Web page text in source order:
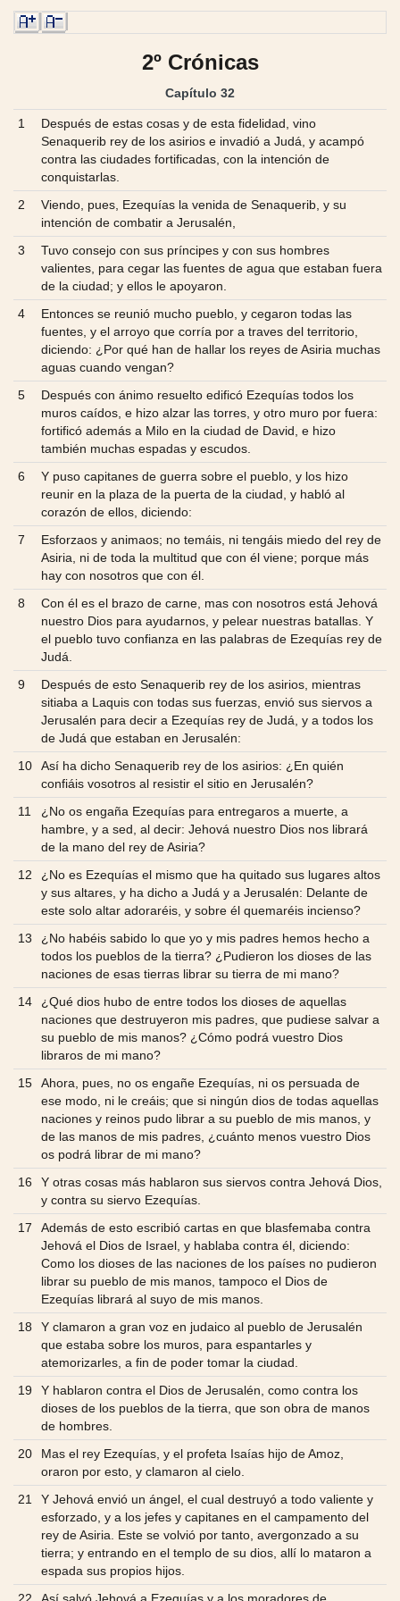
2º Crónicas
Capítulo 32
1
Después de estas cosas y de esta fidelidad, vino
Senaquerib rey de los asirios e invadió a Judá, y acampó
contra las ciudades fortificadas, con la intención de
conquistarlas.
2
Viendo, pues, Ezequías la venida de Senaquerib, y su
intención de combatir a Jerusalén,
3
Tuvo consejo con sus príncipes y con sus hombres
valientes, para cegar las fuentes de agua que estaban fuera
de la ciudad; y ellos le apoyaron.
4
Entonces se reunió mucho pueblo, y cegaron todas las
fuentes, y el arroyo que corría por a traves del territorio,
diciendo: ¿Por qué han de hallar los reyes de Asiria muchas
aguas cuando vengan?
5
Después con ánimo resuelto edificó Ezequías todos los
muros caídos, e hizo alzar las torres, y otro muro por fuera:
fortificó además a Milo en la ciudad de David, e hizo
también muchas espadas y escudos.
6
Y puso capitanes de guerra sobre el pueblo, y los hizo
reunir en la plaza de la puerta de la ciudad, y habló al
corazón de ellos, diciendo:
7
Esforzaos y animaos; no temáis, ni tengáis miedo del rey de
Asiria, ni de toda la multitud que con él viene; porque más
hay con nosotros que con él.
8
Con él es el brazo de carne, mas con nosotros está Jehová
nuestro Dios para ayudarnos, y pelear nuestras batallas. Y
el pueblo tuvo confianza en las palabras de Ezequías rey de
Judá.
9
Después de esto Senaquerib rey de los asirios, mientras
sitiaba a Laquis con todas sus fuerzas, envió sus siervos a
Jerusalén para decir a Ezequías rey de Judá, y a todos los
de Judá que estaban en Jerusalén:
10
Así ha dicho Senaquerib rey de los asirios: ¿En quién
confiáis vosotros al resistir el sitio en Jerusalén?
11
¿No os engaña Ezequías para entregaros a muerte, a
hambre, y a sed, al decir: Jehová nuestro Dios nos librará
de la mano del rey de Asiria?
12
¿No es Ezequías el mismo que ha quitado sus lugares altos
y sus altares, y ha dicho a Judá y a Jerusalén: Delante de
este solo altar adoraréis, y sobre él quemaréis incienso?
13
¿No habéis sabido lo que yo y mis padres hemos hecho a
todos los pueblos de la tierra? ¿Pudieron los dioses de las
naciones de esas tierras librar su tierra de mi mano?
14
¿Qué dios hubo de entre todos los dioses de aquellas
naciones que destruyeron mis padres, que pudiese salvar a
su pueblo de mis manos? ¿Cómo podrá vuestro Dios
libraros de mi mano?
15
Ahora, pues, no os engañe Ezequías, ni os persuada de
ese modo, ni le creáis; que si ningún dios de todas aquellas
naciones y reinos pudo librar a su pueblo de mis manos, y
de las manos de mis padres, ¿cuánto menos vuestro Dios
os podrá librar de mi mano?
16
Y otras cosas más hablaron sus siervos contra Jehová Dios,
y contra su siervo Ezequías.
17
Además de esto escribió cartas en que blasfemaba contra
Jehová el Dios de Israel, y hablaba contra él, diciendo:
Como los dioses de las naciones de los países no pudieron
librar su pueblo de mis manos, tampoco el Dios de
Ezequías librará al suyo de mis manos.
18
Y clamaron a gran voz en judaico al pueblo de Jerusalén
que estaba sobre los muros, para espantarles y
atemorizarles, a fin de poder tomar la ciudad.
19
Y hablaron contra el Dios de Jerusalén, como contra los
dioses de los pueblos de la tierra, que son obra de manos
de hombres.
20
Mas el rey Ezequías, y el profeta Isaías hijo de Amoz,
oraron por esto, y clamaron al cielo.
21
Y Jehová envió un ángel, el cual destruyó a todo valiente y
esforzado, y a los jefes y capitanes en el campamento del
rey de Asiria. Este se volvió por tanto, avergonzado a su
tierra; y entrando en el templo de su dios, allí lo mataron a
espada sus propios hijos.